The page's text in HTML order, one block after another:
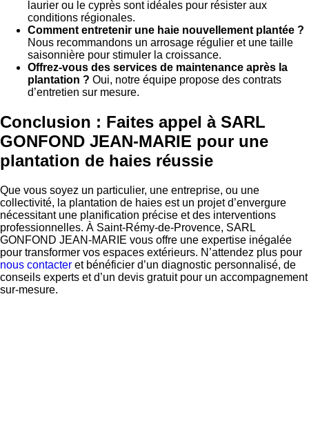
laurier ou le cyprès sont idéales pour résister aux
conditions régionales.
Comment entretenir une haie nouvellement plantée ?
Nous recommandons un arrosage régulier et une taille
saisonnière pour stimuler la croissance.
Offrez-vous des services de maintenance après la
plantation ? Oui, notre équipe propose des contrats
d’entretien sur mesure.
Conclusion : Faites appel à SARL
GONFOND JEAN-MARIE pour une
plantation de haies réussie
Que vous soyez un particulier, une entreprise, ou une
collectivité, la plantation de haies est un projet d’envergure
nécessitant une planification précise et des interventions
professionnelles. À Saint-Rémy-de-Provence, SARL
GONFOND JEAN-MARIE vous offre une expertise inégalée
pour transformer vos espaces extérieurs. N’attendez plus pour
nous contacter et bénéficier d’un diagnostic personnalisé, de
conseils experts et d’un devis gratuit pour un accompagnement
sur-mesure.